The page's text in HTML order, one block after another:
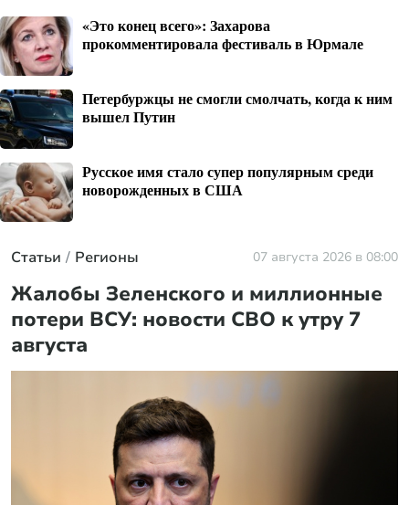
«Это конец всего»: Захарова
прокомментировала фестиваль в Юрмале
Петербуржцы не смогли смолчать, когда к ним
вышел Путин
Русское имя стало супер популярным среди
новорожденных в США
Статьи Регионы 07 августа 2026 в 08:00
Жалобы Зеленского и миллионные
потери ВСУ: новости СВО к утру 7
августа